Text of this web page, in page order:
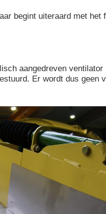
begint uiteraard met het
aangedreven
Er wordt dus geen